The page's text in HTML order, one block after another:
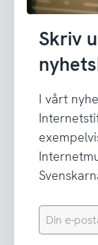
Skriv
I vårt
Din
e-